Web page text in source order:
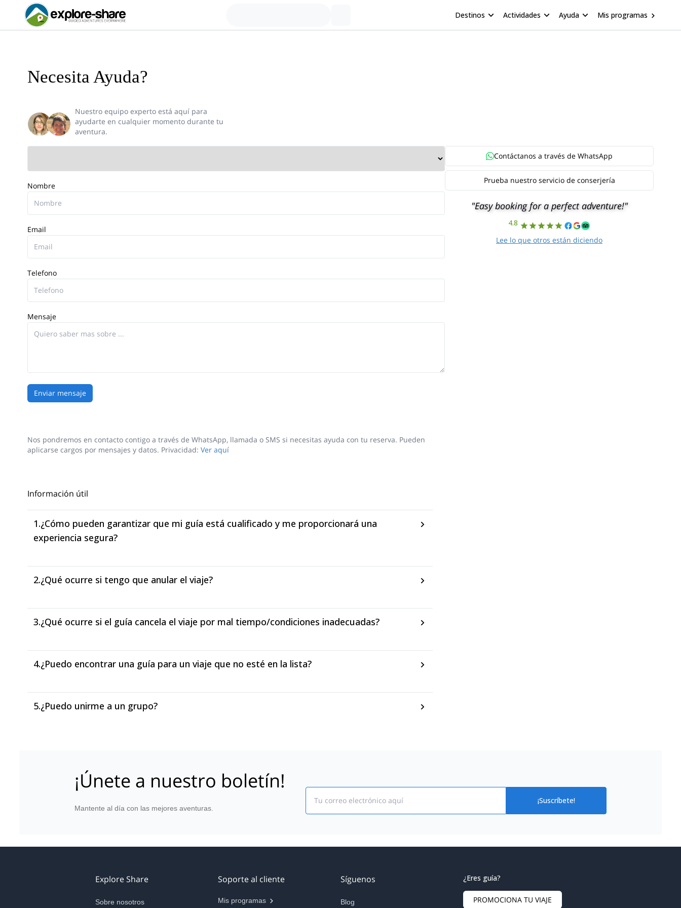
Destinos Actividades Ayuda Mis programas
Necesita Ayuda?
Nuestro equipo experto está aquí para
ayudarte en cualquier momento durante tu
aventura.
Nombre
Email
Telefono
Mensaje
Enviar mensaje
Contáctanos a través de WhatsApp
Prueba nuestro servicio de conserjería
"Easy booking for a perfect adventure!"
4.8
Lee lo que otros están diciendo
Nos pondremos en contacto contigo a través de WhatsApp, llamada o SMS si necesitas ayuda con tu reserva. Pueden
aplicarse cargos por mensajes y datos. Privacidad: Ver aquí
Información útil
1.¿Cómo pueden garantizar que mi guía está cualificado y me proporcionará una
experiencia segura?
2.¿Qué ocurre si tengo que anular el viaje?
3.¿Qué ocurre si el guía cancela el viaje por mal tiempo/condiciones inadecuadas?
4.¿Puedo encontrar una guía para un viaje que no esté en la lista?
5.¿Puedo unirme a un grupo?
¡Únete a nuestro boletín!
Mantente al día con las mejores aventuras.
¡Suscríbete!
Explore Share
Sobre nosotros
Soporte al cliente
Mis programas
Síguenos
Blog
¿Eres guía?
PROMOCIONA TU VIAJE